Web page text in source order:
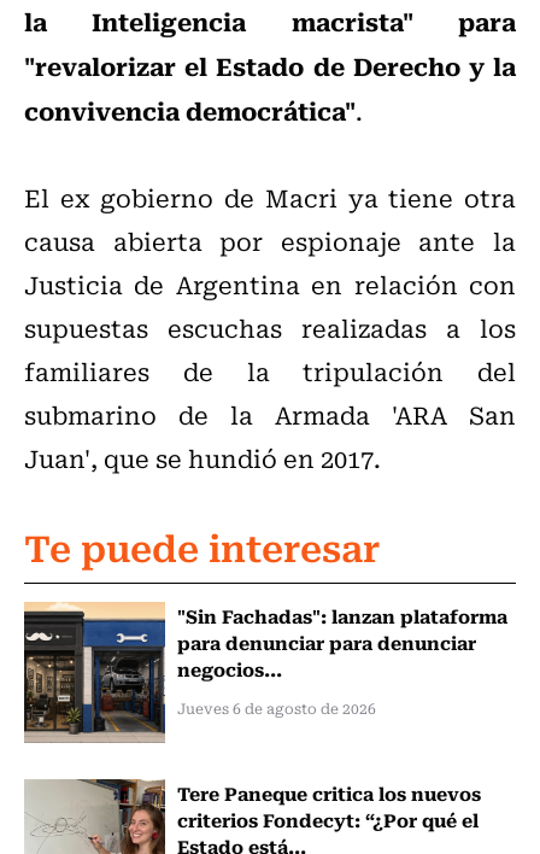
la Inteligencia macrista" para
"revalorizar el Estado de Derecho y la
convivencia democrática".
El ex gobierno de Macri ya tiene otra
causa abierta por espionaje ante la
Justicia de Argentina en relación con
supuestas escuchas realizadas a los
familiares de la tripulación del
submarino de la Armada 'ARA San
Juan', que se hundió en 2017.
Te puede interesar
"Sin Fachadas": lanzan plataforma
para denunciar para denunciar
negocios...
Jueves 6 de agosto de 2026
Tere Paneque critica los nuevos
criterios Fondecyt: “¿Por qué el
Estado está...